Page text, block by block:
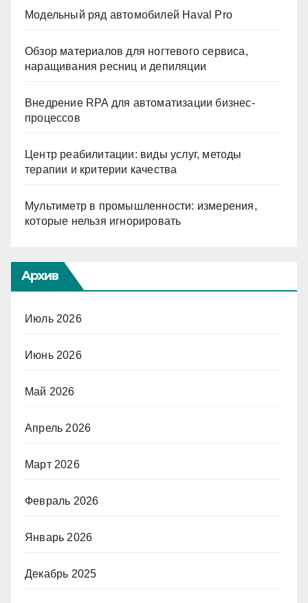
Модельный ряд автомобилей Haval Pro
Обзор материалов для ногтевого сервиса,
наращивания ресниц и депиляции
Внедрение RPA для автоматизации бизнес-
процессов
Центр реабилитации: виды услуг, методы
терапии и критерии качества
Мультиметр в промышленности: измерения,
которые нельзя игнорировать
Архив
Июль 2026
Июнь 2026
Май 2026
Апрель 2026
Март 2026
Февраль 2026
Январь 2026
Декабрь 2025